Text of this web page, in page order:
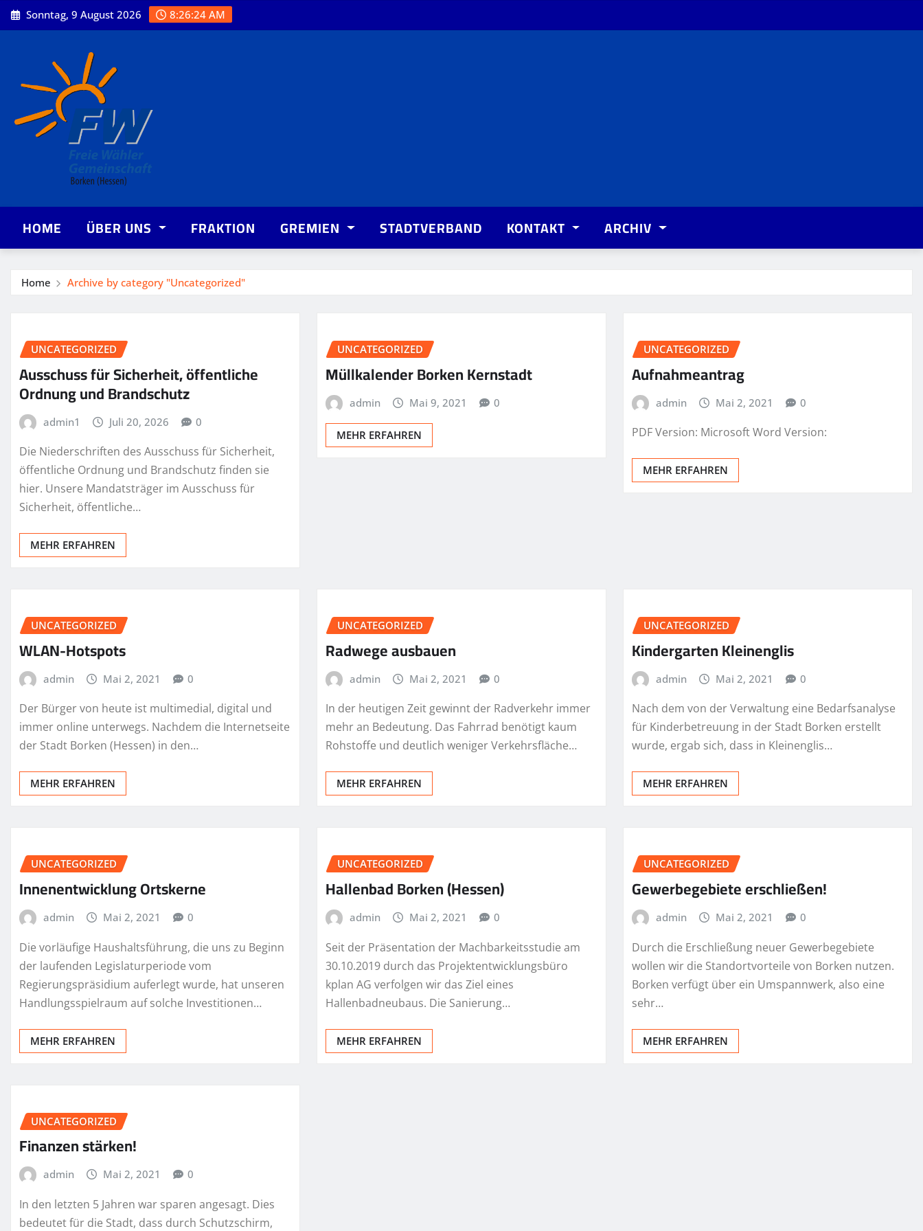
Skip
to
Sonntag, 9 August 2026 8:26:25 AM
HOME ÜBER UNS FRAKTION GREMIEN STADTVERBAND KONTAKT ARCHIV
Home Archive by category "Uncategorized"
UNCATEGORIZED
Ausschuss für Sicherheit, öffentliche
Ordnung und Brandschutz
admin1 Juli 20, 2026 0
Die Niederschriften des Ausschuss für Sicherheit,
öffentliche Ordnung und Brandschutz finden sie
hier. Unsere Mandatsträger im Ausschuss für
Sicherheit, öffentliche…
MEHR ERFAHREN
UNCATEGORIZED
Müllkalender Borken Kernstadt
admin Mai 9, 2021 0
MEHR ERFAHREN
UNCATEGORIZED
Aufnahmeantrag
admin Mai 2, 2021 0
PDF Version: Microsoft Word Version:
MEHR ERFAHREN
UNCATEGORIZED
WLAN-Hotspots
admin Mai 2, 2021 0
Der Bürger von heute ist multimedial, digital und
immer online unterwegs. Nachdem die Internetseite
der Stadt Borken (Hessen) in den…
MEHR ERFAHREN
UNCATEGORIZED
Radwege ausbauen
admin Mai 2, 2021 0
In der heutigen Zeit gewinnt der Radverkehr immer
mehr an Bedeutung. Das Fahrrad benötigt kaum
Rohstoffe und deutlich weniger Verkehrsfläche…
MEHR ERFAHREN
UNCATEGORIZED
Kindergarten Kleinenglis
admin Mai 2, 2021 0
Nach dem von der Verwaltung eine Bedarfsanalyse
für Kinderbetreuung in der Stadt Borken erstellt
wurde, ergab sich, dass in Kleinenglis…
MEHR ERFAHREN
UNCATEGORIZED
Innenentwicklung Ortskerne
admin Mai 2, 2021 0
Die vorläufige Haushaltsführung, die uns zu Beginn
der laufenden Legislaturperiode vom
Regierungspräsidium auferlegt wurde, hat unseren
Handlungsspielraum auf solche Investitionen…
MEHR ERFAHREN
UNCATEGORIZED
Hallenbad Borken (Hessen)
admin Mai 2, 2021 0
Seit der Präsentation der Machbarkeitsstudie am
30.10.2019 durch das Projektentwicklungsbüro
kplan AG verfolgen wir das Ziel eines
Hallenbadneubaus. Die Sanierung…
MEHR ERFAHREN
UNCATEGORIZED
Gewerbegebiete erschließen!
admin Mai 2, 2021 0
Durch die Erschließung neuer Gewerbegebiete
wollen wir die Standortvorteile von Borken nutzen.
Borken verfügt über ein Umspannwerk, also eine
sehr…
MEHR ERFAHREN
UNCATEGORIZED
Finanzen stärken!
admin Mai 2, 2021 0
In den letzten 5 Jahren war sparen angesagt. Dies
bedeutet für die Stadt, dass durch Schutzschirm,